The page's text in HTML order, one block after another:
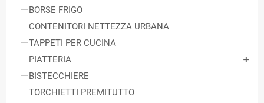
BORSE FRIGO
CONTENITORI NETTEZZA URBANA
TAPPETI PER CUCINA
PIATTERIA
BISTECCHIERE
TORCHIETTI PREMITUTTO